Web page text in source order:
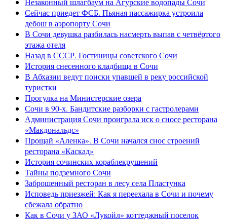
Сейчас приедет ФСБ. Пьяная пассажирка устроила
дебош в аэропорту Сочи
В Сочи девушка разбилась насмерть выпав с четвёртого
этажа отеля
Назад в СССР. Гостиницы советского Сочи
История снесенного кладбища в Сочи
В Абхазии ведут поиски упавшей в реку российской
туристки
Прогулка на Министерские озера
Сочи в 90-х. Бандитские разборки с гастролерами
Администрация Сочи проиграла иск о сносе ресторана
«Макдональдс»
Прощай «Аленка». В Сочи начался снос строений
ресторана «Каскад»
История сочинских кораблекрушений
Тайны подземного Сочи
Заброшенный ресторан в лесу села Пластунка
Исповедь приезжей: Как я переехала в Сочи и почему
сбежала обратно
Как в Сочи у ЗАО «Лукойл» коттеджный поселок